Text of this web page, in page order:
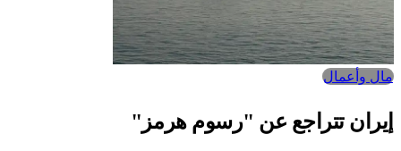
مال وأعمال
إيران تتراجع عن "رسوم هرمز"